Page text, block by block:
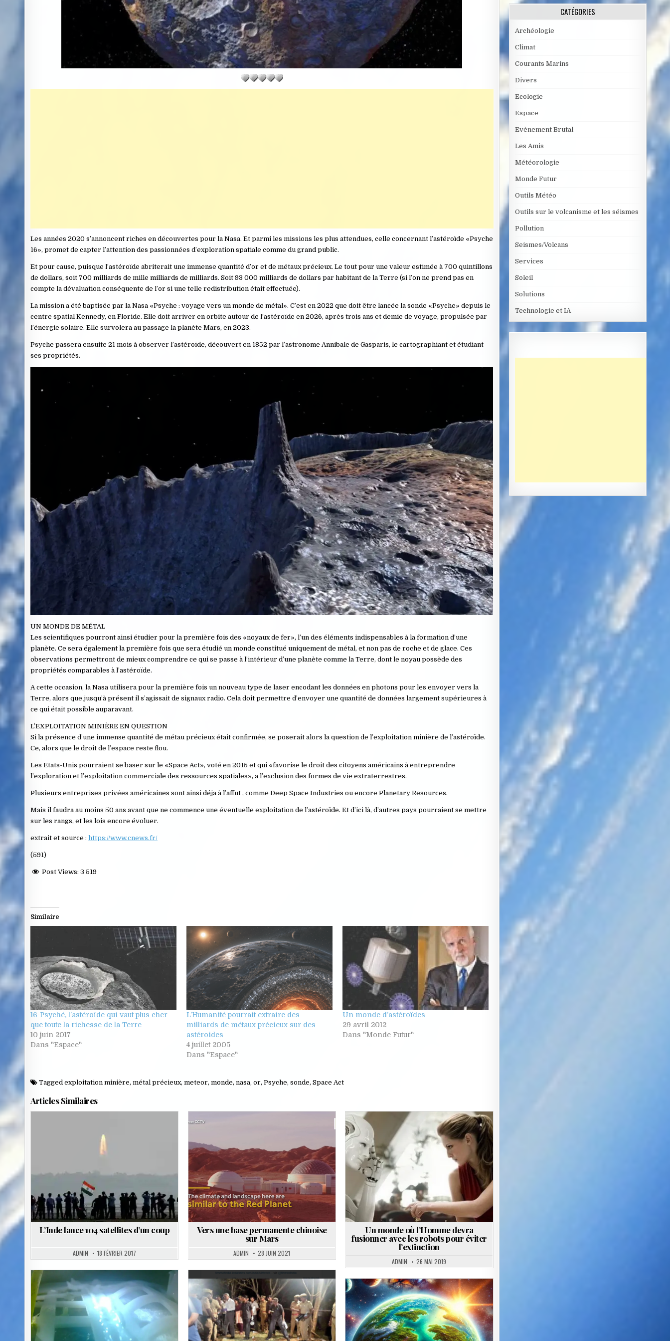
Les années 2020 s’annoncent riches en découvertes pour la Nasa. Et parmi les missions les plus attendues, celle concernant l’astéroïde «Psyche
16», promet de capter l’attention des passionnées d’exploration spatiale comme du grand public.
Et pour cause, puisque l’astéroïde abriterait une immense quantité d’or et de métaux précieux. Le tout pour une valeur estimée à 700 quintillons
de dollars, soit 700 milliards de mille milliards de milliards. Soit 93 000 milliards de dollars par habitant de la Terre (si l’on ne prend pas en
compte la dévaluation conséquente de l’or si une telle redistribution était effectuée).
La mission a été baptisée par la Nasa «Psyche : voyage vers un monde de métal». C’est en 2022 que doit être lancée la sonde «Psyche» depuis le
centre spatial Kennedy, en Floride. Elle doit arriver en orbite autour de l’astéroïde en 2026, après trois ans et demie de voyage, propulsée par
l’énergie solaire. Elle survolera au passage la planète Mars, en 2023.
Psyche passera ensuite 21 mois à observer l’astéroïde, découvert en 1852 par l’astronome Annibale de Gasparis, le cartographiant et étudiant
ses propriétés.
UN MONDE DE MÉTAL
Les scientifiques pourront ainsi étudier pour la première fois des «noyaux de fer», l’un des éléments indispensables à la formation d’une
planète. Ce sera également la première fois que sera étudié un monde constitué uniquement de métal, et non pas de roche et de glace. Ces
observations permettront de mieux comprendre ce qui se passe à l’intérieur d’une planète comme la Terre, dont le noyau possède des
propriétés comparables à l’astéroïde.
A cette occasion, la Nasa utilisera pour la première fois un nouveau type de laser encodant les données en photons pour les envoyer vers la
Terre, alors que jusqu’à présent il s’agissait de signaux radio. Cela doit permettre d’envoyer une quantité de données largement supérieures à
ce qui était possible auparavant.
L’EXPLOITATION MINIÈRE EN QUESTION
Si la présence d’une immense quantité de métau précieux était confirmée, se poserait alors la question de l’exploitation minière de l’astéroïde.
Ce, alors que le droit de l’espace reste flou.
Les Etats-Unis pourraient se baser sur le «Space Act», voté en 2015 et qui «favorise le droit des citoyens américains à entreprendre
l’exploration et l’exploitation commerciale des ressources spatiales», a l’exclusion des formes de vie extraterrestres.
Plusieurs entreprises privées américaines sont ainsi déja à l’affut , comme Deep Space Industries ou encore Planetary Resources.
Mais il faudra au moins 50 ans avant que ne commence une éventuelle exploitation de l’astéroïde. Et d’ici là, d’autres pays pourraient se mettre
sur les rangs, et les lois encore évoluer.
extrait et source :https://www.cnews.fr/
(591)
Post Views: 3 519
Similaire
16-Psyché, l’astéroïde qui vaut plus cher
que toute la richesse de la Terre
10 juin 2017
Dans "Espace"
L’Humanité pourrait extraire des
milliards de métaux précieux sur des
astéroides
4 juillet 2005
Dans "Espace"
Un monde d’astéroïdes
29 avril 2012
Dans "Monde Futur"
Taggedexploitation minière,métal précieux,meteor,monde,nasa,or,Psyche,sonde,Space Act
Articles Similaires
Posted
L’Inde lance 104 satellites d’un coup
ADMIN 18 FÉVRIER 2017
Vers une base permanente chinoise
sur Mars
ADMIN 28 JUIN 2021
Posted
in
Un monde où l’Homme devra
fusionner avec les robots pour éviter
l’extinction
ADMIN 26 MAI 2019
Posted
in
Posted
in
Posted
in
CATÉGORIES
Archéologie
Climat
Courants Marins
Divers
Ecologie
Espace
Evènement Brutal
Les Amis
Météorologie
Monde Futur
Outils Météo
Outils sur le volcanisme et les séismes
Pollution
Seismes/Volcans
Services
Soleil
Solutions
Technologie et IA